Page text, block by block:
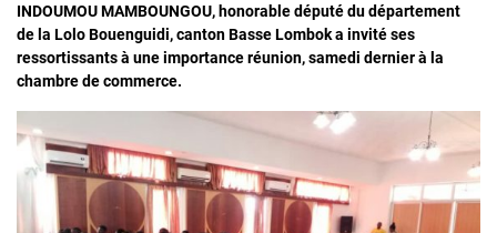
INDOUMOU MAMBOUNGOU, honorable député du département
de la Lolo Bouenguidi, canton Basse Lombok a invité ses
ressortissants à une importance réunion, samedi dernier à la
chambre de commerce.